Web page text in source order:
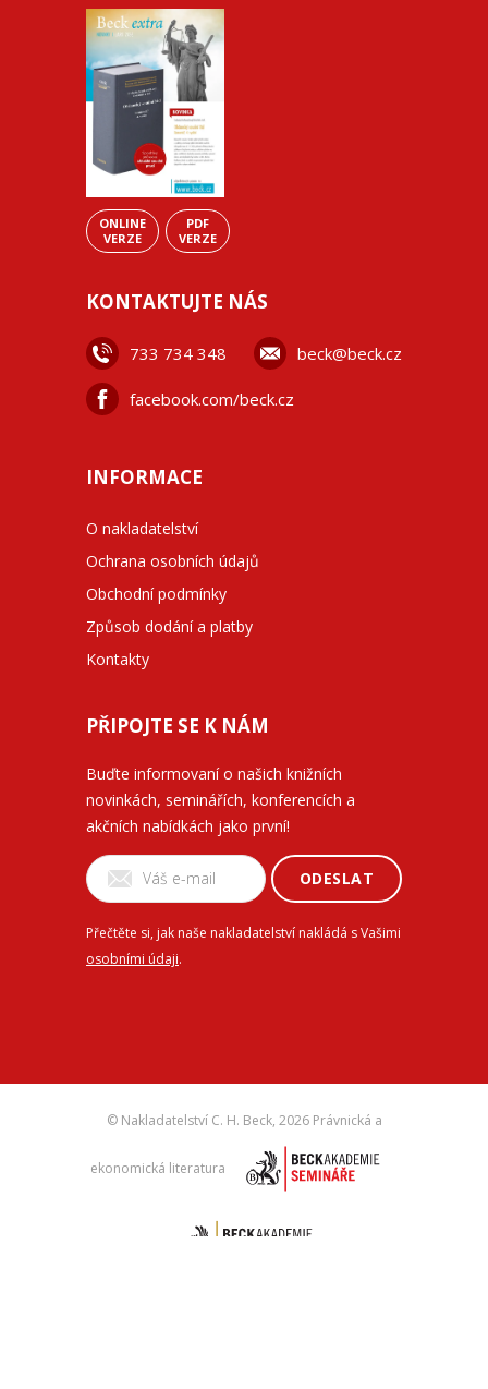
ONLINE
VERZE
PDF
VERZE
KONTAKTUJTE NÁS
733 734 348 beck@beck.cz
facebook.com/beck.cz
INFORMACE
O nakladatelství
Ochrana osobních údajů
Obchodní podmínky
Způsob dodání a platby
Kontakty
PŘIPOJTE SE K NÁM
Buďte informovaní o našich knižních
novinkách, seminářích, konferencích a
akčních nabídkách jako první!
ODESLAT
Přečtěte si, jak naše nakladatelství nakládá s Vašimi
osobními údaji.
© Nakladatelství C. H. Beck, 2026 Právnická a
ekonomická literatura